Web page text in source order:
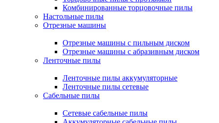
Комбинированные торцовочные пилы
Настольные пилы
Отрезные машины
Отрезные машины с пильным диском
Отрезные машины с абразивным диском
Ленточные пилы
Ленточные пилы аккумуляторные
Ленточные пилы сетевые
Сабельные пилы
Сетевые сабельные пилы